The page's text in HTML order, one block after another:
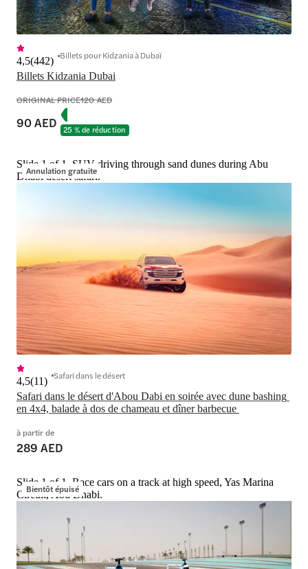
Billets Kidzania Dubai
4,5(442) Billets pour Kidzania à Dubaï
ORIGINAL PRICE120 AED
90 AED 25 % de réduction
Annulation gratuite
Slide 1 of 1, SUV driving through sand dunes during Abu
Dhabi desert safari.
Safari dans le désert d'Abou Dabi en soirée avec dune bashing
4,5(11) Safari dans le désert
à partir de
289 AED
Bientôt épuisé
Slide 1 of 1, Race cars on a track at high speed, Yas Marina
Circuit, Abu Dhabi.